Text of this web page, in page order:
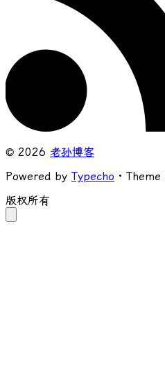
© 2026 老孙博客
Powered by Typecho · Theme
版权所有